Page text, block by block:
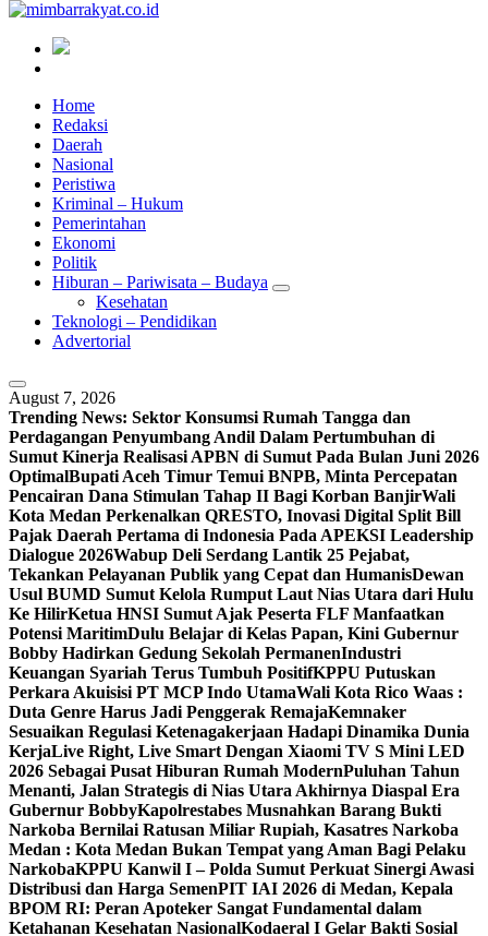
Home
Redaksi
Daerah
Nasional
Peristiwa
Kriminal – Hukum
Pemerintahan
Ekonomi
Politik
Hiburan – Pariwisata – Budaya
Kesehatan
Teknologi – Pendidikan
Advertorial
August 7, 2026
Trending News: Sektor Konsumsi Rumah Tangga dan
Perdagangan Penyumbang Andil Dalam Pertumbuhan di
Sumut ‎ Kinerja Realisasi APBN di Sumut Pada Bulan Juni 2026
Optimal‎‎Bupati Aceh Timur Temui BNPB, Minta Percepatan
Pencairan Dana Stimulan Tahap II Bagi Korban BanjirWali
Kota Medan Perkenalkan QRESTO, Inovasi Digital Split Bill
Pajak Daerah Pertama di Indonesia Pada APEKSI Leadership
Dialogue 2026Wabup Deli Serdang Lantik 25 Pejabat,
Tekankan Pelayanan Publik yang Cepat dan HumanisDewan
Usul BUMD Sumut Kelola Rumput Laut Nias Utara dari Hulu
Ke HilirKetua HNSI Sumut Ajak Peserta FLF Manfaatkan
Potensi MaritimDulu Belajar di Kelas Papan, Kini Gubernur
Bobby Hadirkan Gedung Sekolah PermanenIndustri
Keuangan Syariah Terus Tumbuh PositifKPPU Putuskan
Perkara Akuisisi PT MCP Indo UtamaWali Kota Rico Waas :
Duta Genre Harus Jadi Penggerak RemajaKemnaker
Sesuaikan Regulasi Ketenagakerjaan Hadapi Dinamika Dunia
KerjaLive Right, Live Smart Dengan Xiaomi TV S Mini LED
2026 Sebagai Pusat Hiburan Rumah ModernPuluhan Tahun
Menanti, Jalan Strategis di Nias Utara Akhirnya Diaspal Era
Gubernur BobbyKapolrestabes Musnahkan Barang Bukti
Narkoba Bernilai Ratusan Miliar Rupiah, Kasatres Narkoba
Medan : Kota Medan Bukan Tempat yang Aman Bagi Pelaku
NarkobaKPPU Kanwil I – Polda Sumut Perkuat Sinergi Awasi
Distribusi dan Harga SemenPIT IAI 2026 di Medan, Kepala
BPOM RI: Peran Apoteker Sangat Fundamental dalam
Ketahanan Kesehatan NasionalKodaeral I Gelar Bakti Sosial